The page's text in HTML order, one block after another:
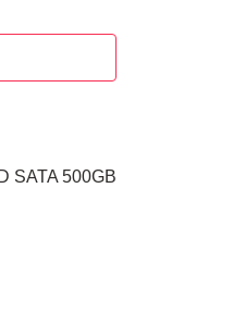
SATA 500GB